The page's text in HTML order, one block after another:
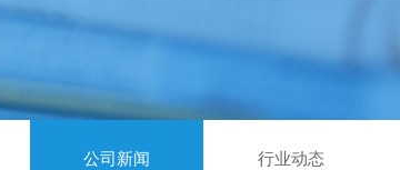
公司新闻 行业动态